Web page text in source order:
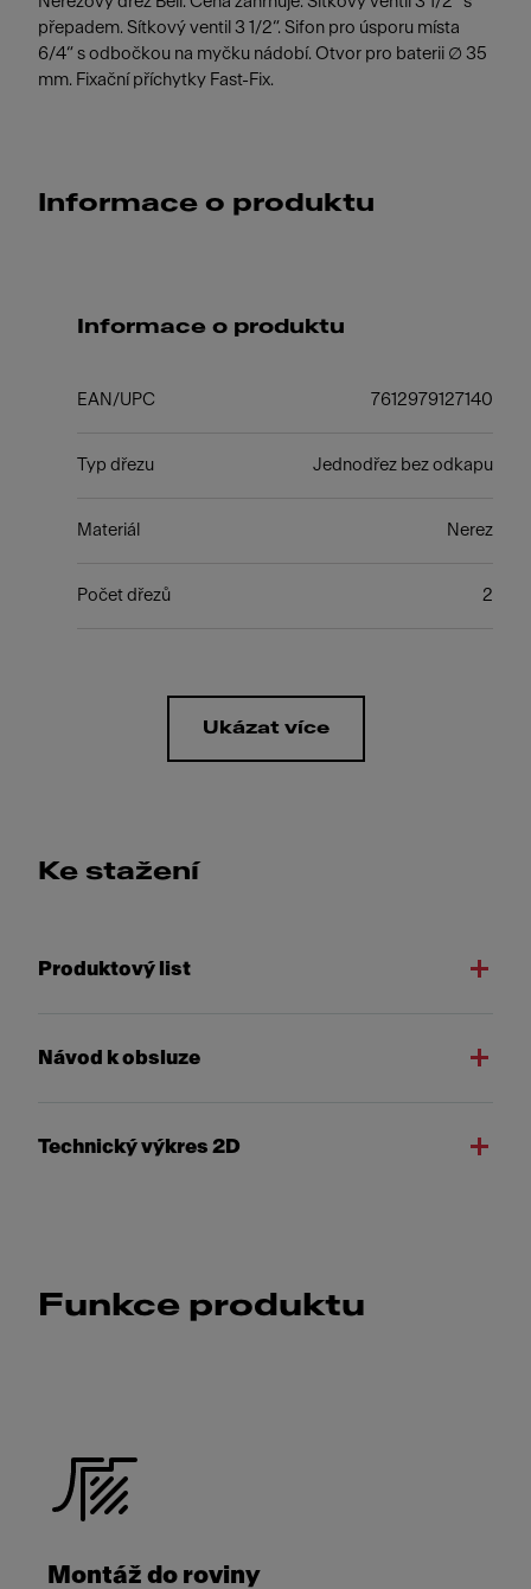
přepadem. Sítkový ventil 3 1/2“. Sifon pro úsporu místa
6/4“ s odbočkou na myčku nádobí. Otvor pro baterii ∅ 35
mm. Fixační příchytky Fast-Fix.
Informace o produktu
Informace o produktu
EAN/UPC 7612979127140
Typ dřezu Jednodřez bez odkapu
Materiál Nerez
Počet dřezů 2
Ukázat více
Ke stažení
Produktový list
Návod k obsluze
Technický výkres 2D
Funkce produktu
Montáž do roviny